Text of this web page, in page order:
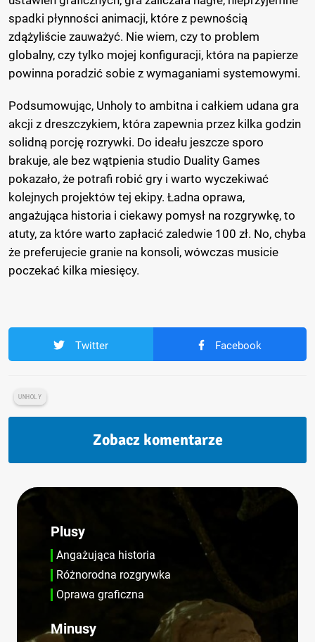
spadki płynności animacji, które z pewnością
zdążyliście zauważyć. Nie wiem, czy to problem
globalny, czy tylko mojej konfiguracji, która na papierze
powinna poradzić sobie z wymaganiami systemowymi.
Podsumowując, Unholy to ambitna i całkiem udana gra
akcji z dreszczykiem, która zapewnia przez kilka godzin
solidną porcję rozrywki. Do ideału jeszcze sporo
brakuje, ale bez wątpienia studio Duality Games
pokazało, że potrafi robić gry i warto wyczekiwać
kolejnych projektów tej ekipy. Ładna oprawa,
angażująca historia i ciekawy pomysł na rozgrywkę, to
atuty, za które warto zapłacić zaledwie 100 zł. No, chyba
że preferujecie granie na konsoli, wówczas musicie
poczekać kilka miesięcy.
Twitter Facebook
UNHOLY
Zobacz komentarze
Plusy
Angażująca historia
Różnorodna rozgrywka
Oprawa graficzna
Minusy